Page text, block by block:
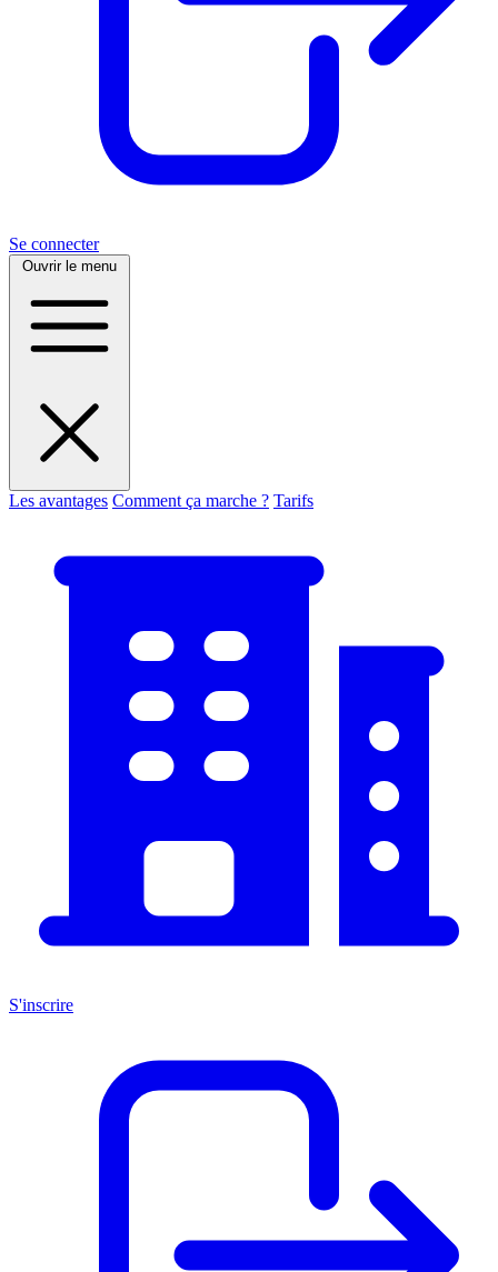
Se connecter
Ouvrir le menu
Les avantages Comment ça marche ? Tarifs
S'inscrire